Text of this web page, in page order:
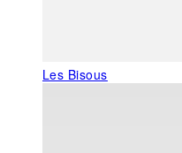
Les Bisous